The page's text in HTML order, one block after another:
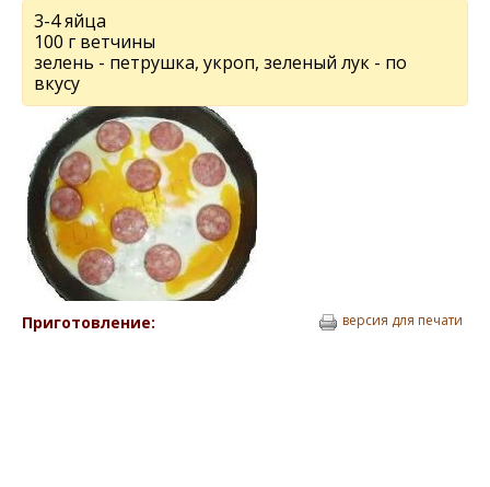
3-4 яйца
100 г ветчины
зелень - петрушка, укроп, зеленый лук - по
вкусу
Приготовление: версия для печати